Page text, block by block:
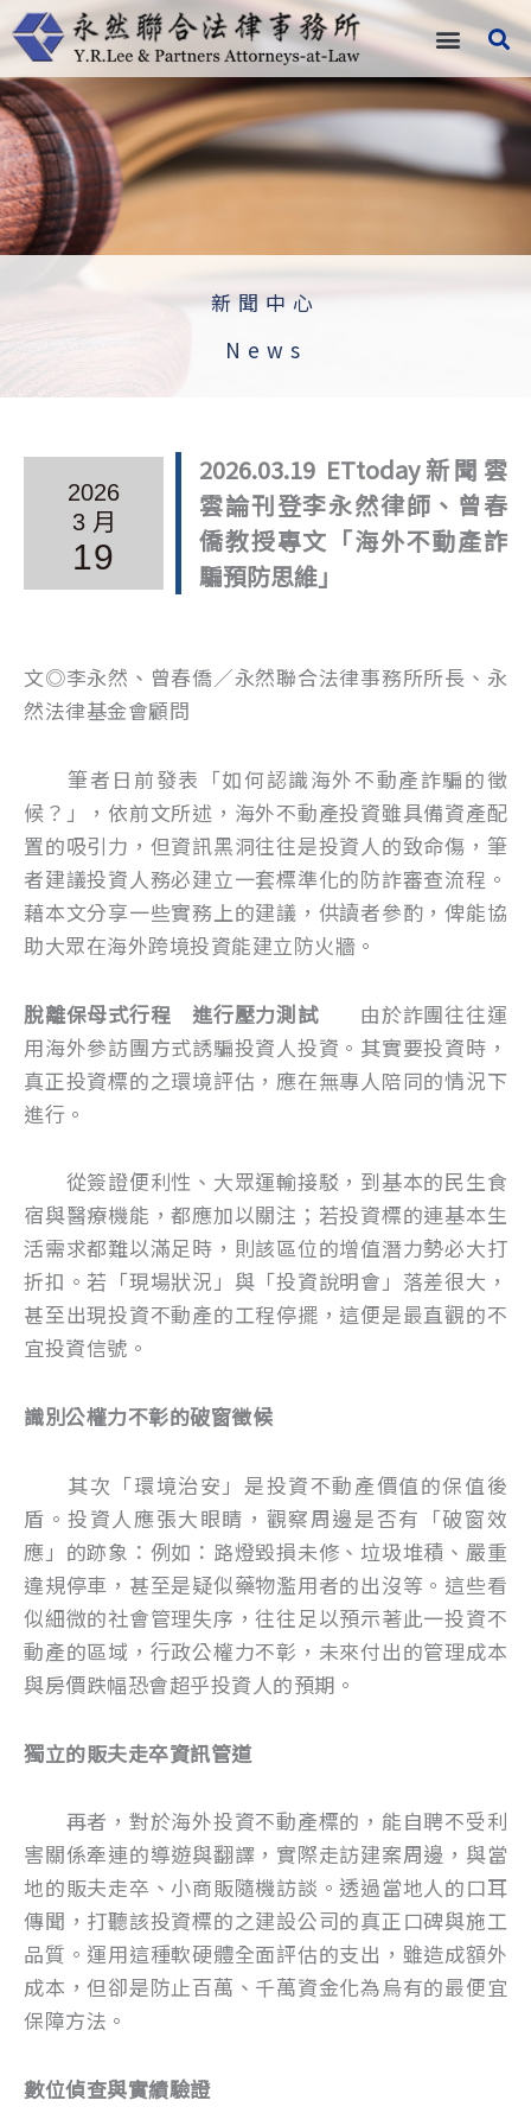
跳
至
主
要
內
容
新聞中心
News
2026
3 月
19
2026.03.19 ETtoday新聞雲
雲論刊登李永然律師、曾春
僑教授專文「海外不動產詐
騙預防思維」
文◎李永然、曾春僑／永然聯合法律事務所所長、永
然法律基金會顧問
筆者日前發表「如何認識海外不動產詐騙的徵
候？」，依前文所述，海外不動產投資雖具備資產配
置的吸引力，但資訊黑洞往往是投資人的致命傷，筆
者建議投資人務必建立一套標準化的防詐審查流程。
藉本文分享一些實務上的建議，供讀者參酌，俾能協
助大眾在海外跨境投資能建立防火牆。
脫離保母式行程 進行壓力測試由於詐團往往運
用海外參訪團方式誘騙投資人投資。其實要投資時，
真正投資標的之環境評估，應在無專人陪同的情況下
進行。
從簽證便利性、大眾運輸接駁，到基本的民生食
宿與醫療機能，都應加以關注；若投資標的連基本生
活需求都難以滿足時，則該區位的增值潛力勢必大打
折扣。若「現場狀況」與「投資說明會」落差很大，
甚至出現投資不動產的工程停擺，這便是最直觀的不
宜投資信號。
識別公權力不彰的破窗徵候
其次「環境治安」是投資不動產價值的保值後
盾。投資人應張大眼睛，觀察周邊是否有「破窗效
應」的跡象：例如：路燈毀損未修、垃圾堆積、嚴重
違規停車，甚至是疑似藥物濫用者的出沒等。這些看
似細微的社會管理失序，往往足以預示著此一投資不
動產的區域，行政公權力不彰，未來付出的管理成本
與房價跌幅恐會超乎投資人的預期。
獨立的販夫走卒資訊管道
再者，對於海外投資不動產標的，能自聘不受利
害關係牽連的導遊與翻譯，實際走訪建案周邊，與當
地的販夫走卒、小商販隨機訪談。透過當地人的口耳
傳聞，打聽該投資標的之建設公司的真正口碑與施工
品質。運用這種軟硬體全面評估的支出，雖造成額外
成本，但卻是防止百萬、千萬資金化為烏有的最便宜
保障方法。
數位偵查與實績驗證